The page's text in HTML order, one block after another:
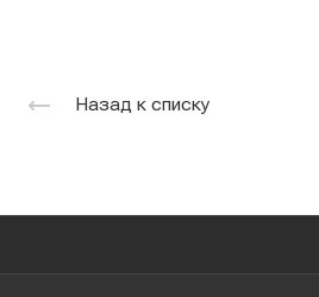
Назад к списку